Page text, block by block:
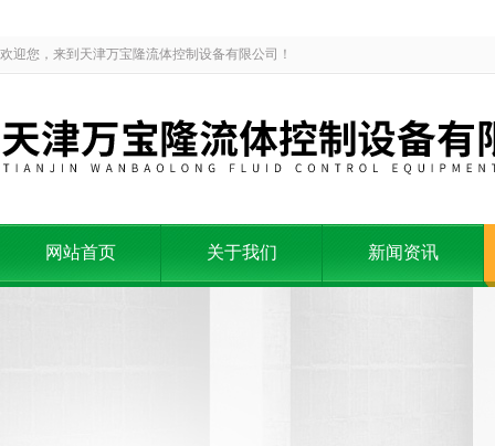
欢迎您，来到天津万宝隆流体控制设备有限公司！
网站首页 关于我们 新闻资讯